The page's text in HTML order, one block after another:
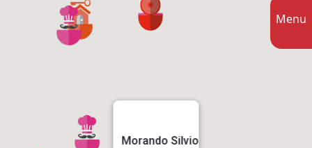
Menu
Morando Silvio